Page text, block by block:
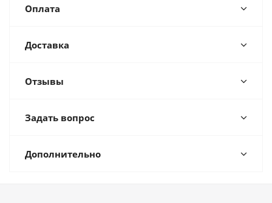
Оплата
Доставка
Отзывы
Задать вопрос
Дополнительно